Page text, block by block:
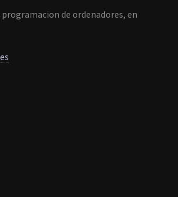
de ordenadores, en